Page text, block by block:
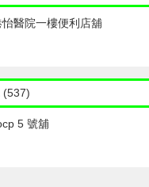
醫院一樓便利店舖
(537)
5 號舖